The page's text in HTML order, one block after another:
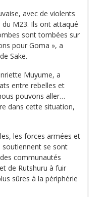
avec de violents
M23. Ils ont attaqué
sont tombées sur
pour Goma », a
Sake.
Muyume, a
entre rebelles et
pouvons aller…
dans cette situation,
les forces armées et
soutiennent se sont
communautés
de Rutshuru à fuir
sûres à la périphérie